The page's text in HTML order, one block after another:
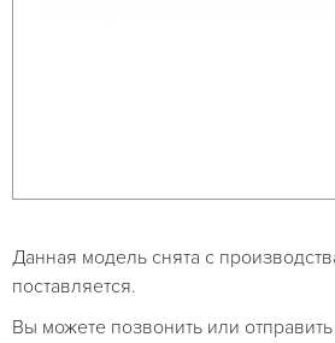
Данная модель снята с
поставляется.
Вы можете позвонить или